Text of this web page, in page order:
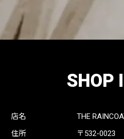
SHOP
店名
THE
住所
〒532-0023